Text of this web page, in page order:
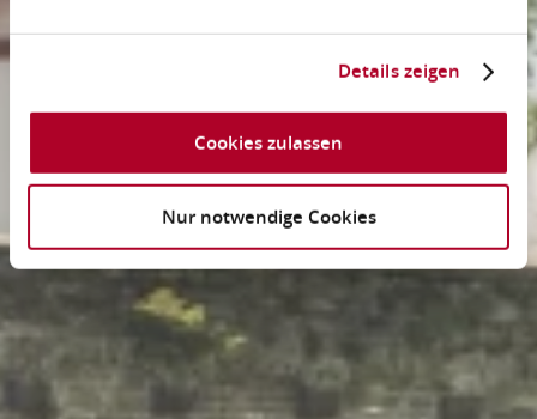
Details zeigen
Cookies zulassen
Nur notwendige Cookies